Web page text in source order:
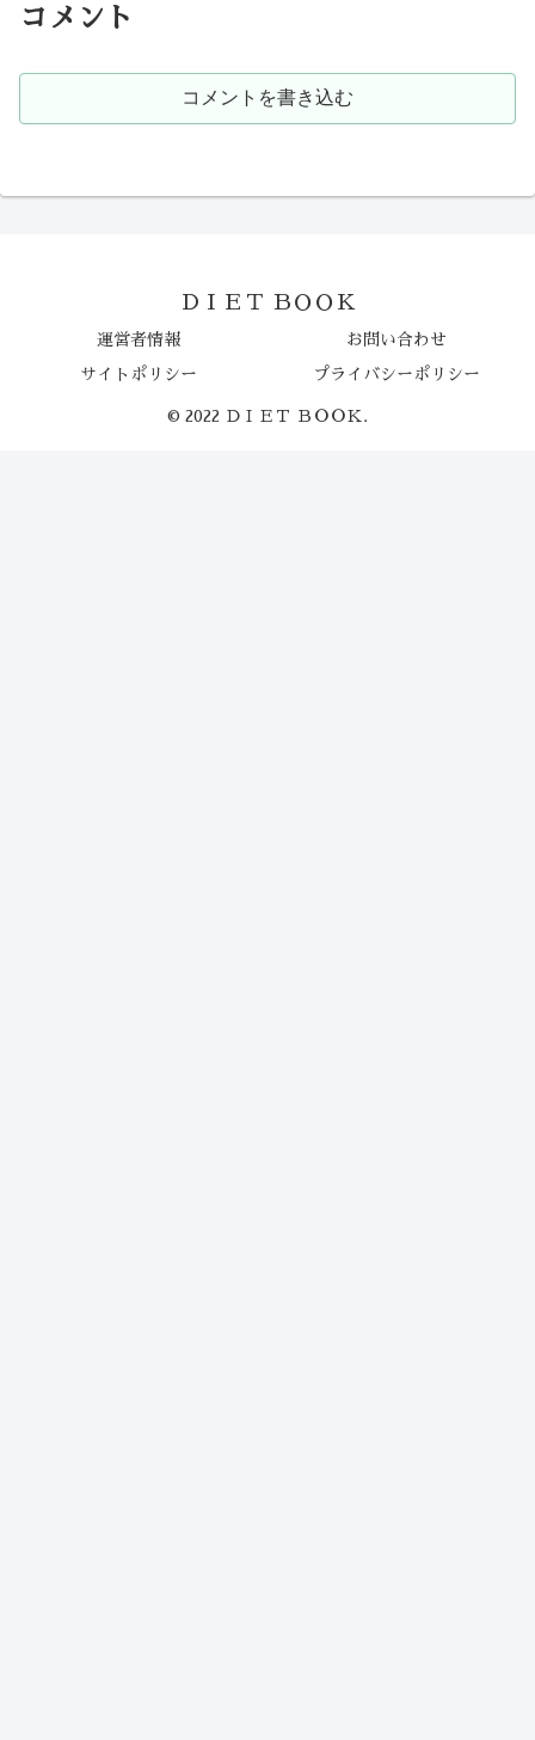
コメント
コメントを書き込む
ＤＩＥＴ ＢＯＯＫ
運営者情報 お問い合わせ
サイトポリシー プライバシーポリシー
© 2022 ＤＩＥＴ ＢＯＯＫ.